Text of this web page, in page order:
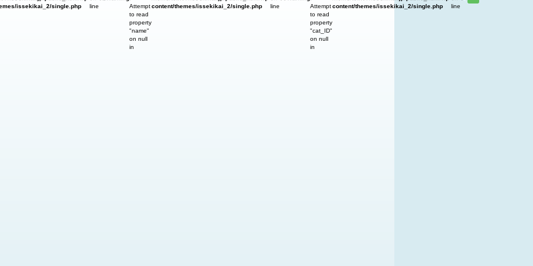
issekikai_2/single.php
line
Attempt
to read
property
"name"
on null
in
content/themes/issekikai_2/single.php
line
Attempt
to read
property
"cat_ID"
on null
in
content/themes/issekikai_2/single.php
line